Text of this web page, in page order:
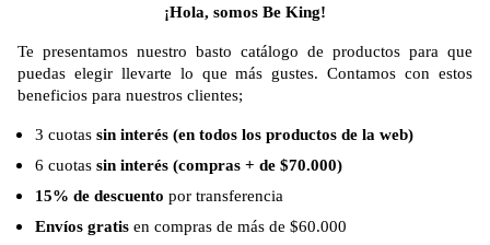
¡Hola, somos Be King!
Te presentamos nuestro basto catálogo de productos para que
puedas elegir llevarte lo que más gustes. Contamos con estos
beneficios para nuestros clientes;
3 cuotas sin interés (en todos los productos de la web)
6 cuotas sin interés (compras + de $70.000)
15% de descuento por transferencia
Envíos gratis en compras de más de $60.000